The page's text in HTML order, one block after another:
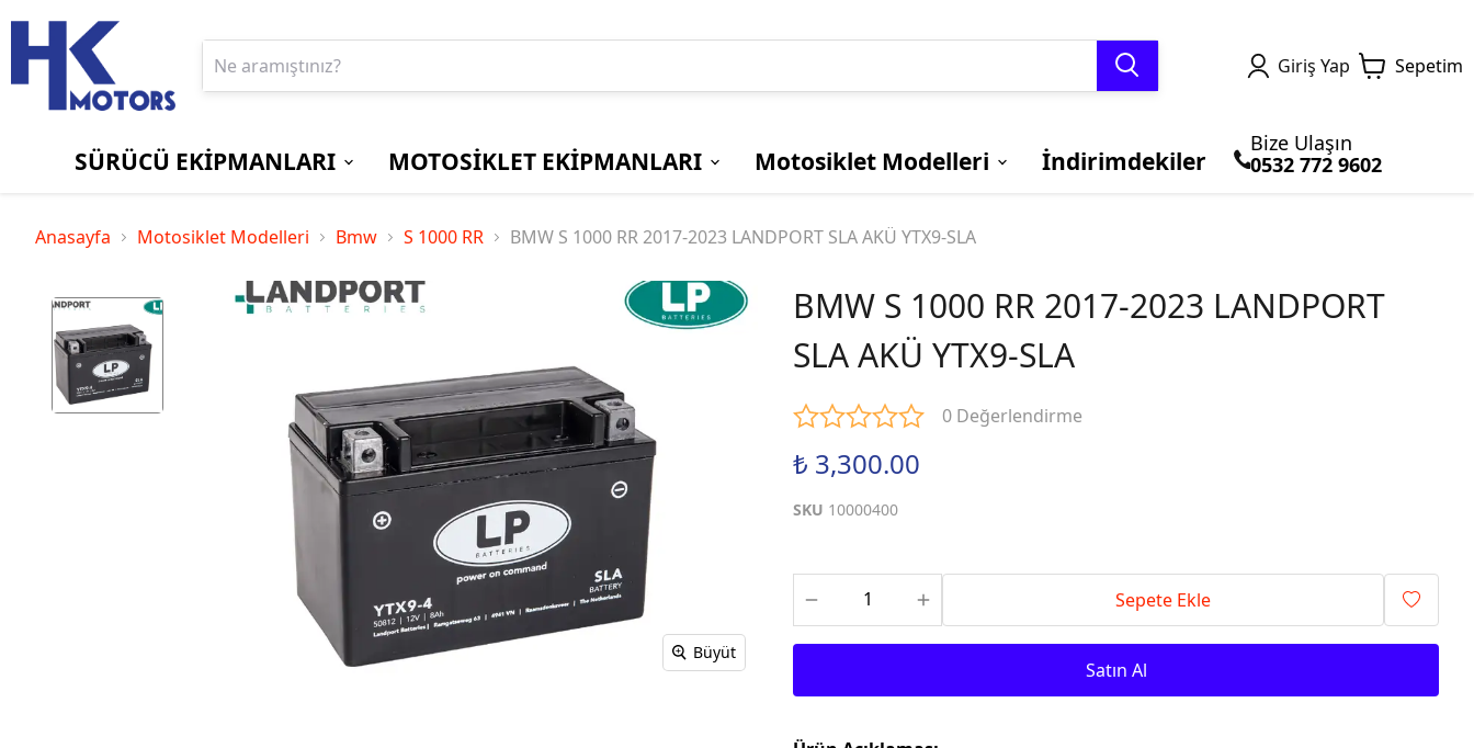
Giriş Yap Sepetim
SÜRÜCÜ EKİPMANLARI
BOT ve ÇİZMELER PANTOLONLAR
GÜVENLİK
SÜRÜCÜ
SÜRÜCÜ
ÇANTALARI
SU GEÇİRMEZ
MONTLAR
YAZLIK / MEVSİMLİK
MONTLAR
KADIN MONTLAR
TEKSTİL MONTLAR
AÇIK KASKLAR
ÇENE AÇILIR
KASKLAR
KASK CAMLARI
KASK YEDEK
MOTOSİKLET EKİPMANLARI
EKRAN/GÖSTERGE
MOTOSİKLET
DİĞER
TELEFON
Motosiklet Modelleri
Aprilia Bajaj Bmw Ducati
Suzuki Triumph
İndirimdekiler
Bize Ulaşın
0532 772 9602
Anasayfa Motosiklet Modelleri Bmw S 1000 RR BMW S 1000 RR 2017-2023 LANDPORT SLA AKÜ YTX9-SLA
Büyüt
BMW S 1000 RR 2017-2023 LANDPORT
SLA AKÜ YTX9-SLA
0 Değerlendirme
₺ 3,300.00
SKU 10000400
Sepete Ekle
Satın Al